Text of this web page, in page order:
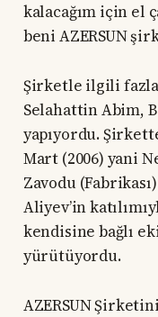
kalacağım için el
beni AZERSUN
Şirketle ilgili
Selahattin Abim,
yapıyordu.
Mart (2006) yani
Zavodu
Aliyev’in
kendisine bağlı
yürütüyordu.
AZERSUN